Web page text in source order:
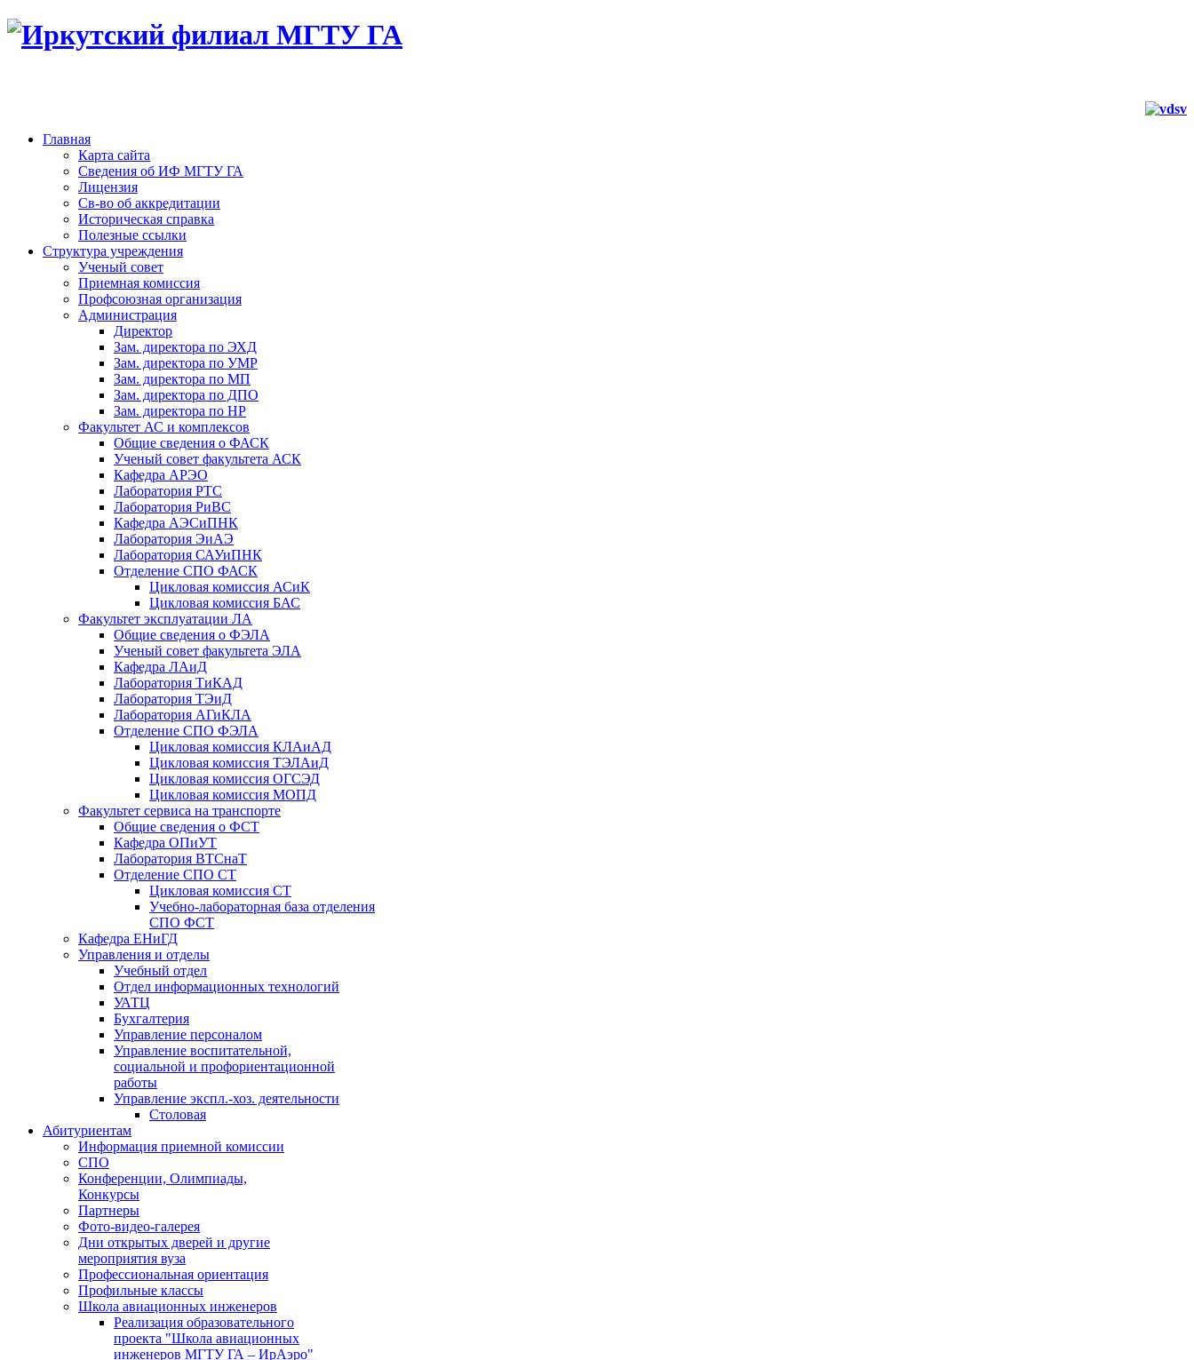
Главная
Карта сайта
Сведения об ИФ МГТУ ГА
Лицензия
Св-во об аккредитации
Историческая справка
Полезные ссылки
Структура учреждения
Ученый совет
Приемная комиссия
Профсоюзная организация
Администрация
Директор
Зам. директора по ЭХД
Зам. директора по УМР
Зам. директора по МП
Зам. директора по ДПО
Зам. директора по НР
Факультет АС и комплексов
Общие сведения о ФАСК
Ученый совет факультета АСК
Кафедра АРЭО
Лаборатория РТС
Лаборатория РиВС
Кафедра АЭСиПНК
Лаборатория ЭиАЭ
Лаборатория САУиПНК
Отделение СПО ФАСК
Цикловая комиссия АСиК
Цикловая комиссия БАС
Факультет эксплуатации ЛА
Общие сведения о ФЭЛА
Ученый совет факультета ЭЛА
Кафедра ЛАиД
Лаборатория ТиКАД
Лаборатория ТЭиД
Лаборатория АГиКЛА
Отделение СПО ФЭЛА
Цикловая комиссия КЛАиАД
Цикловая комиссия ТЭЛАиД
Цикловая комиссия ОГСЭД
Цикловая комиссия МОПД
Факультет сервиса на транспорте
Общие сведения о ФСТ
Кафедра ОПиУТ
Лаборатория ВТСнаТ
Отделение СПО СТ
Цикловая комиссия СТ
Учебно-лабораторная база отделения
СПО ФСТ
Кафедра ЕНиГД
Управления и отделы
Учебный отдел
Отдел информационных технологий
УАТЦ
Бухгалтерия
Управление персоналом
Управление воспитательной,
социальной и профориентационной
работы
Управление экспл.-хоз. деятельности
Столовая
Абитуриентам
Информация приемной комиссии
СПО
Конференции, Олимпиады,
Конкурсы
Партнеры
Фото-видео-галерея
Дни открытых дверей и другие
мероприятия вуза
Профессиональная ориентация
Профильные классы
Школа авиационных инженеров
Реализация образовательного
проекта "Школа авиационных
инженеров МГТУ ГА – ИрАэро"